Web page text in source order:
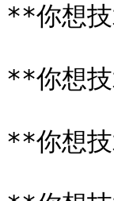
**你想技
**你想
**你想